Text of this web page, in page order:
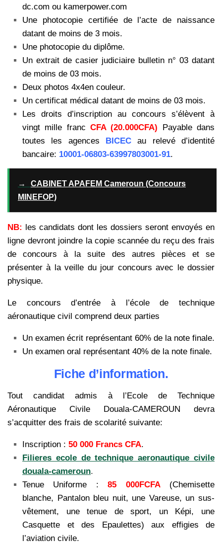
dc.com ou kamerpower.com
Une photocopie certifiée de l’acte de naissance
datant de moins de 3 mois.
Une photocopie du diplôme.
Un extrait de casier judiciaire bulletin n° 03 datant
de moins de 03 mois.
Deux photos 4x4en couleur.
Un certificat médical datant de moins de 03 mois.
Les droits d’inscription au concours s’élèvent à
vingt mille franc CFA (20.000CFA) Payable dans
toutes les agences
BICECau relevé d’identité
bancaire: 10001-06803-63997803001-91.
→
CABINET APAFEM Cameroun (Concours
MINEFOP)
NB:
les candidats dont les dossiers seront envoyés en
ligne devront joindre la copie scannée du reçu des frais
de concours à la suite des autres pièces et se
présenter à la veille du jour concours avec le dossier
physique.
Le concours d’entrée à l’école de technique
aéronautique civil comprend deux parties
Un examen écrit représentant 60% de la note finale.
Un examen oral représentant 40% de la note finale.
Fiche d’information.
Tout candidat admis à l’Ecole de Technique
Aéronautique Civile Douala-CAMEROUN devra
s’acquitter des frais de scolarité suivante:
Inscription : 50 000 Francs CFA.
Filieres ecole de technique aeronautique civile
douala-cameroun.
Tenue Uniforme : 85 000FCFA(Chemisette
blanche, Pantalon bleu nuit, une Vareuse, un sus-
vêtement, une tenue de sport, un Képi, une
Casquette et des Epaulettes) aux effigies de
l’aviation civile.